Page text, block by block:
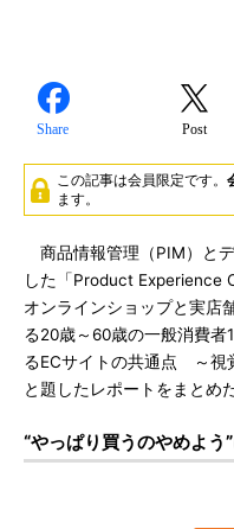
Share Post
この記事は会員限定です。
ます。
商品情報管理（PIM）と
した「Product Experience
オンラインショップと実店
る20歳～60歳の一般消費者
るECサイトの共通点 ～視
と題したレポートをまとめた
“やっぱり買うのやめよ